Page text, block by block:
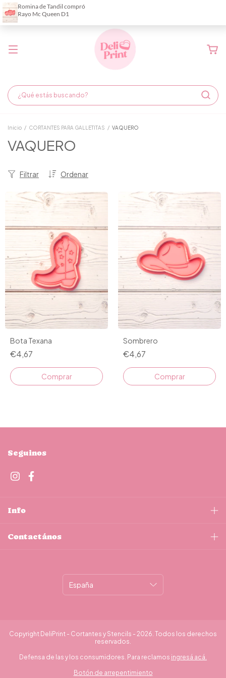
Demora de fabricación hasta 6 días hábiles
Inicio / CORTANTES PARA GALLETITAS / VAQUERO
VAQUERO
Ordenar
Filtrar
Bota Texana
€4,67
Comprar
Sombrero
€4,67
Comprar
Seguinos
Info
Contactános
Copyright DeliPrint - Cortantes y Stencils - 2026. Todos los derechos
reservados.
Defensa de las y los consumidores. Para reclamos ingresá acá.
Botón de arrepentimiento